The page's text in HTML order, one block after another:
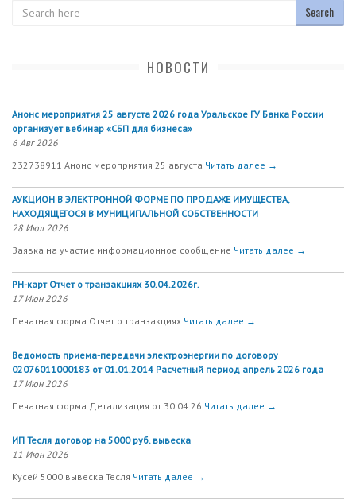
НОВОСТИ
Анонс мероприятия 25 августа 2026 года Уральское ГУ Банка России
организует вебинар «СБП для бизнеса»
6 Авг 2026
232738911 Анонс мероприятия 25 августа Читать далее →
АУКЦИОН В ЭЛЕКТРОННОЙ ФОРМЕ ПО ПРОДАЖЕ ИМУЩЕСТВА,
НАХОДЯЩЕГОСЯ В МУНИЦИПАЛЬНОЙ СОБСТВЕННОСТИ
28 Июл 2026
Заявка на участие информационное сообщение Читать далее →
РН-карт Отчет о транзакциях 30.04.2026г.
17 Июн 2026
Печатная форма Отчет о транзакциях Читать далее →
Ведомость приема-передачи электроэнергии по договору
02076011000183 от 01.01.2014 Расчетный период апрель 2026 года
17 Июн 2026
Печатная форма Детализация от 30.04.26 Читать далее →
ИП Тесля договор на 5000 руб. вывеска
11 Июн 2026
Кусей 5000 вывеска Тесля Читать далее →